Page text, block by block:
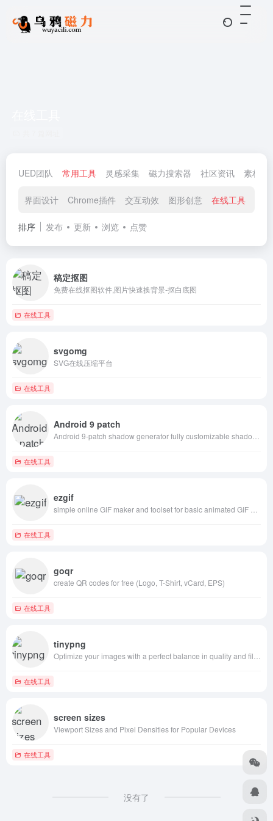
UED团队 常用工具 灵感采集 磁力搜索器 社区资讯 素材资
界面设计 Chrome插件 交互动效 图形创意 在线工具
排序 发布 更新 浏览 点赞
稿定抠图
免费在线抠图软件,图片快速换背景-抠白底图
在线工具
svgomg
SVG在线压缩平台
在线工具
Android 9 patch
在线工具
ezgif
在线工具
goqr
create QR codes for free (Logo, T-Shirt, vCard, EPS)
在线工具
tinypng
在线工具
screen sizes
Viewport Sizes and Pixel Densities for Popular Devices
在线工具
没有了